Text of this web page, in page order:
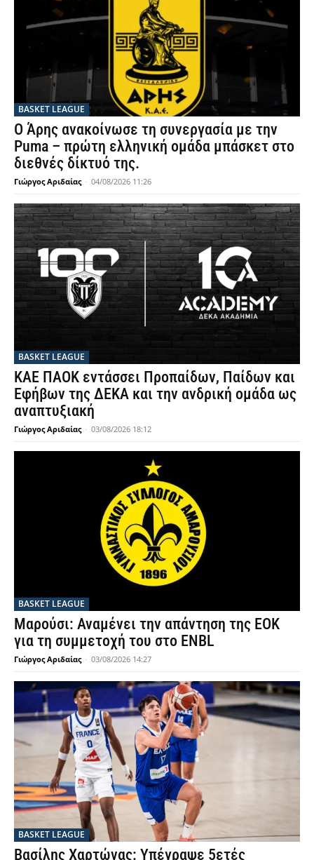
BASKET LEAGUE
Ο Άρης ανακοίνωσε τη συνεργασία με την
Puma – πρώτη ελληνική ομάδα μπάσκετ στο
διεθνές δίκτυό της.
Γιώργος Αριδαίας - 04/08/2026 11:26
BASKET LEAGUE
ΚΑΕ ΠΑΟΚ εντάσσει Προπαίδων, Παίδων και
Εφήβων της ΔΕΚΑ και την ανδρική ομάδα ως
αναπτυξιακή
Γιώργος Αριδαίας - 03/08/2026 18:12
BASKET LEAGUE
Μαρούσι: Αναμένει την απάντηση της ΕΟΚ
για τη συμμετοχή του στο ENBL
Γιώργος Αριδαίας - 03/08/2026 14:27
BASKET LEAGUE
Βασίλης Χαρτώνας: Υπέγραψε 5ετές